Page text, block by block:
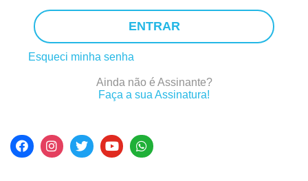
ENTRAR
Esqueci minha senha
Ainda não é Assinante?
Faça a sua Assinatura!